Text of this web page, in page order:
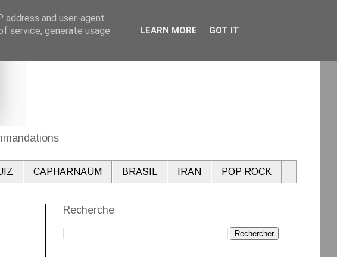
CAPHARNAÜM BRASIL IRAN POP ROCK
Recherche
address and user-agent
service, generate usage
LEARN MORE GOT IT